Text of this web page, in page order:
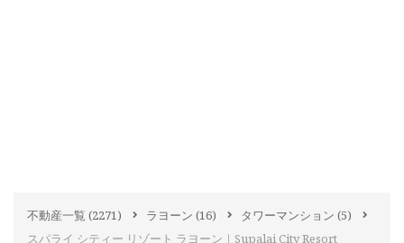
不動産一覧 (2271) ラヨーン (16) タワーマンション (5)
スパライ シティー リゾート ラヨーン｜Supalai City Resort